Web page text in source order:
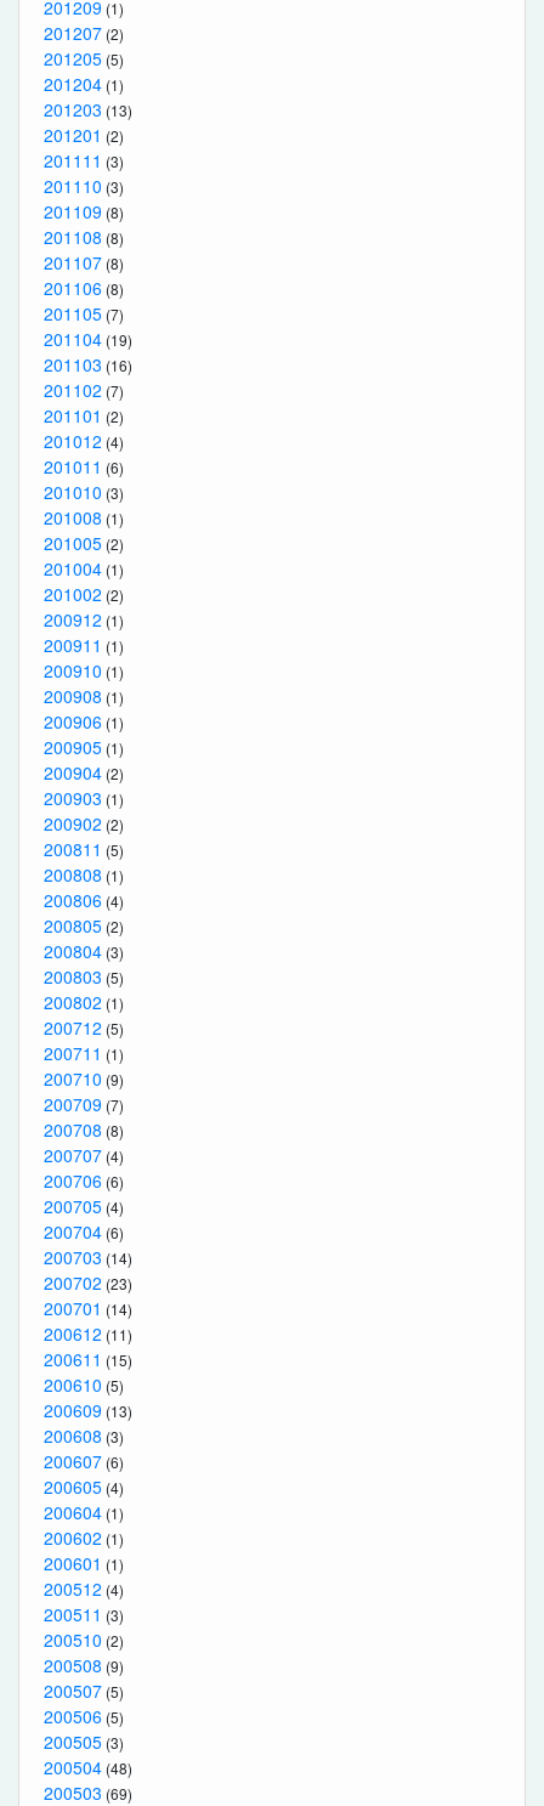
201209 (1)
201207 (2)
201205 (5)
201204 (1)
201203 (13)
201201 (2)
201111 (3)
201110 (3)
201109 (8)
201108 (8)
201107 (8)
201106 (8)
201105 (7)
201104 (19)
201103 (16)
201102 (7)
201101 (2)
201012 (4)
201011 (6)
201010 (3)
201008 (1)
201005 (2)
201004 (1)
201002 (2)
200912 (1)
200911 (1)
200910 (1)
200908 (1)
200906 (1)
200905 (1)
200904 (2)
200903 (1)
200902 (2)
200811 (5)
200808 (1)
200806 (4)
200805 (2)
200804 (3)
200803 (5)
200802 (1)
200712 (5)
200711 (1)
200710 (9)
200709 (7)
200708 (8)
200707 (4)
200706 (6)
200705 (4)
200704 (6)
200703 (14)
200702 (23)
200701 (14)
200612 (11)
200611 (15)
200610 (5)
200609 (13)
200608 (3)
200607 (6)
200605 (4)
200604 (1)
200602 (1)
200601 (1)
200512 (4)
200511 (3)
200510 (2)
200508 (9)
200507 (5)
200506 (5)
200505 (3)
200504 (48)
200503 (69)